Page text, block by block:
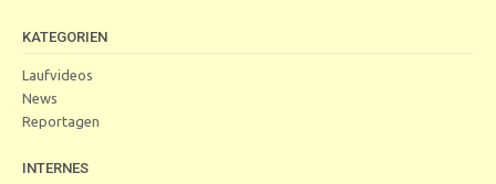
KATEGORIEN
Laufvideos
News
Reportagen
INTERNES